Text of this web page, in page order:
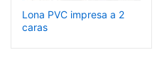
Lona PVC impresa a 2
caras